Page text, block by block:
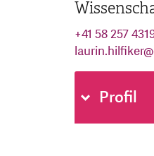
+41 58 257
laurin.hilfiker@
Profil